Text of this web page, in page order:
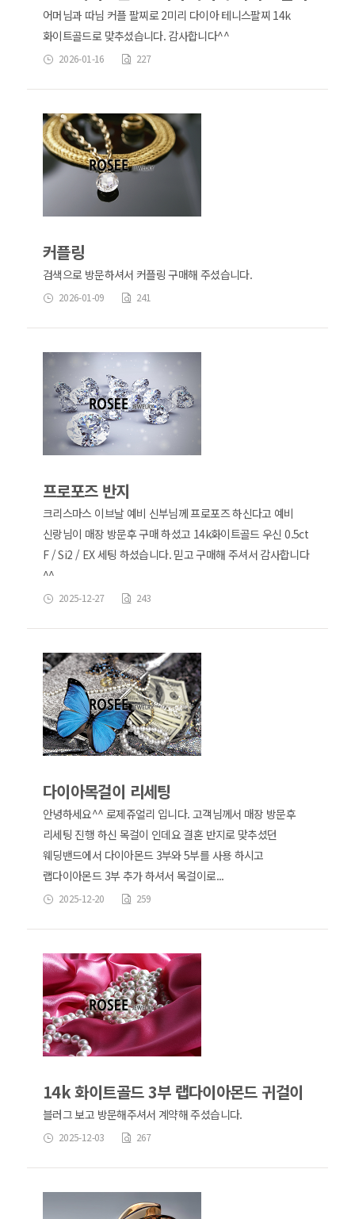
어머님과 따님 커플 팔찌로 2미리 다이아 테니스팔찌 14k
화이트골드로 맞추셨습니다. 감사합니다^^
2026-01-16 227
커플링
검색으로 방문하셔서 커플링 구매해 주셨습니다.
2026-01-09 241
프로포즈 반지
크리스마스 이브날 예비 신부님께 프로포즈 하신다고 예비
신랑님이 매장 방문후 구매 하셨고 14k화이트골드 우신 0.5ct
F / Si2 / EX 세팅 하셨습니다. 믿고 구매해 주셔서 감사합니다
^^
2025-12-27 243
다이아목걸이 리세팅
안녕하세요^^ 로제쥬얼리 입니다. 고객님께서 매장 방문후
리세팅 진행 하신 목걸이 인데요 결혼 반지로 맞추셨던
웨딩밴드에서 다이아몬드 3부와 5부를 사용 하시고
랩다이아몬드 3부 추가 하셔서 목걸이로...
2025-12-20 259
14k 화이트골드 3부 랩다이아몬드 귀걸이
블러그 보고 방문해주셔서 계약해 주셨습니다.
2025-12-03 267